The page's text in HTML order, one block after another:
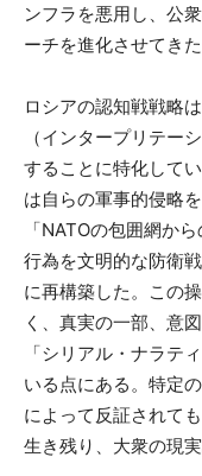
ンフラを悪用し、公
ーチを進化させてきた
ロシアの認知戦戦略
（インタープリテー
することに特化して
は自らの軍事的侵略
「NATOの包囲網か
行為を文明的な防衛
に再構築した。この
く、真実の一部、意
「シリアル・ナラテ
いる点にある。特定
によって反証されて
生き残り、大衆の現